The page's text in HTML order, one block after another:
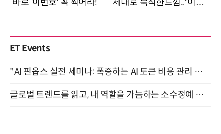
ET Events
"AI 핀옵스 실전 세미나: 폭증하는 AI 토큰 비용 관리 전략" 8월 21일 개최
글로벌 트렌드를 읽고, 내 역할을 가늠하는 소수정예 실습 워크숍 (8/28)